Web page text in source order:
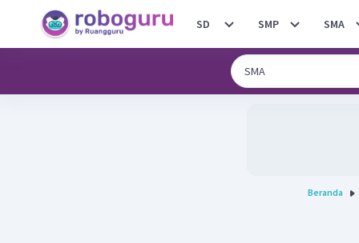
SD SMP SMA
Beranda